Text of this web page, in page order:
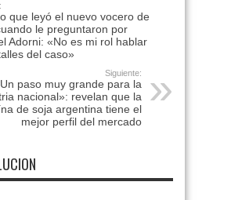
que leyó el nuevo vocero de
le preguntaron por
Adorni: «No es mi rol hablar
del caso»
Siguiente:
paso muy grande para la
nacional»: revelan que la
de soja argentina tiene el
mejor perfil del mercado